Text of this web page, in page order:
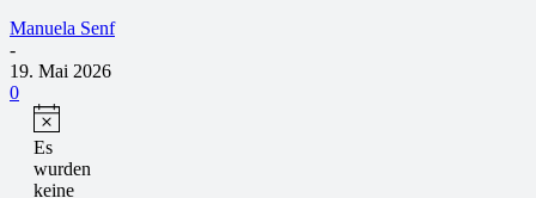
Manuela Senf
-
19. Mai 2026
0
Es
wurden
keine